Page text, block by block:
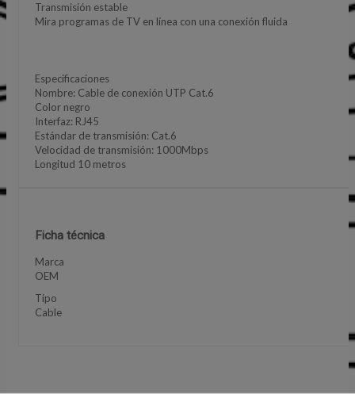
Transmisión estable
Mira programas de TV en línea con una conexión fluida
Especificaciones
Nombre: Cable de conexión UTP Cat.6
Color negro
Interfaz: RJ45
Estándar de transmisión: Cat.6
Velocidad de transmisión: 1000Mbps
Longitud 10 metros
Ficha técnica
Marca
OEM
Tipo
Cable